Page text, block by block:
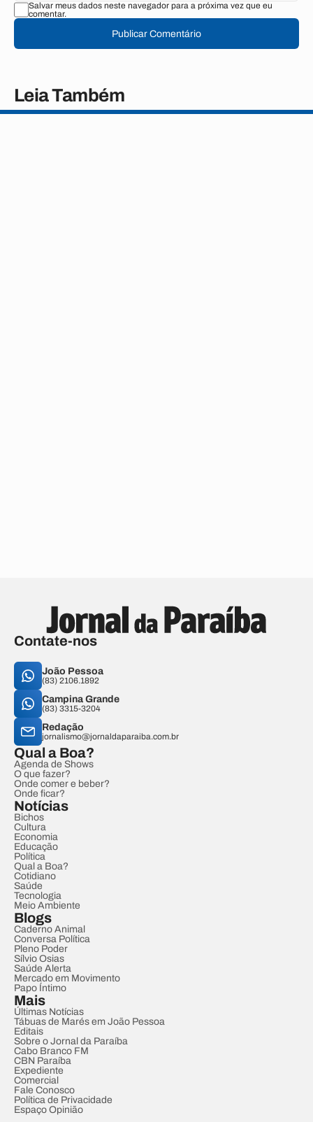
Salvar meus dados neste navegador para a próxima vez que eu
comentar.
Publicar Comentário
Leia Também
Contate-nos
João Pessoa
(83) 2106.1892
Campina Grande
(83) 3315-3204
Redação
jornalismo@jornaldaparaiba.com.br
Qual a Boa?
Agenda de Shows
O que fazer?
Onde comer e beber?
Onde ficar?
Notícias
Bichos
Cultura
Economia
Educação
Política
Qual a Boa?
Cotidiano
Saúde
Tecnologia
Meio Ambiente
Blogs
Caderno Animal
Conversa Política
Pleno Poder
Sílvio Osias
Saúde Alerta
Mercado em Movimento
Papo Íntimo
Mais
Últimas Notícias
Tábuas de Marés em João Pessoa
Editais
Sobre o Jornal da Paraíba
Cabo Branco FM
CBN Paraíba
Expediente
Comercial
Fale Conosco
Política de Privacidade
Espaço Opinião